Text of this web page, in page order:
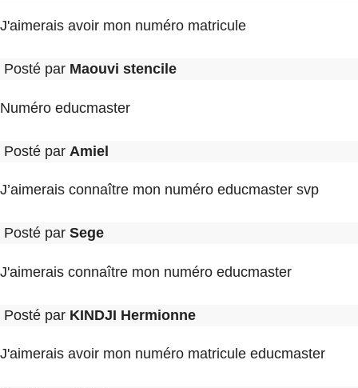
J'aimerais avoir mon numéro matricule
Posté par Maouvi stencile
Numéro educmaster
Posté par Amiel
J’aimerais connaître mon numéro educmaster svp
Posté par Sege
J'aimerais connaître mon numéro educmaster
Posté par KINDJI Hermionne
J'aimerais avoir mon numéro matricule educmaster